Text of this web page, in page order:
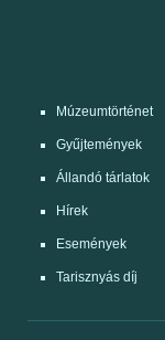
Múzeumtörténet
Gyűjtemények
Állandó tárlatok
Hírek
Események
Tarisznyás díj